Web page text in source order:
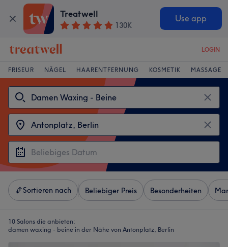
Treatwell
130K
Use app
LOGIN
FRISEUR NÄGEL HAARENTFERNUNG KOSMETIK MASSAGE
Sortieren nach Beliebiger Preis Besonderheiten
10 Salons die anbieten:
damen waxing - beine in der Nähe von Antonplatz, Berlin